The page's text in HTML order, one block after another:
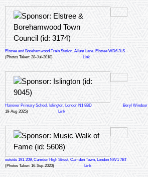
Elstree and Borehamwood Train Station, Allum Lane, Elstree WD6 3LS
(Photos Taken: 28-Jul-2018)
Link
Hanover Primary School, Islington, London N1 8BD Beryl Windsor
19-Aug-2025)
Link
outside 191-209, Camden High Street, Camden Town, London NW1 7BT
(Photos Taken: 16-Sep-2020)
Link